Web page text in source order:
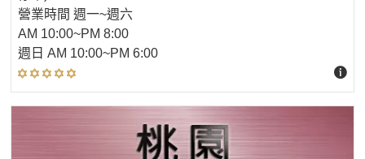
營業時間 週一~週六
AM 10:00~PM 8:00
週日 AM 10:00~PM 6:00